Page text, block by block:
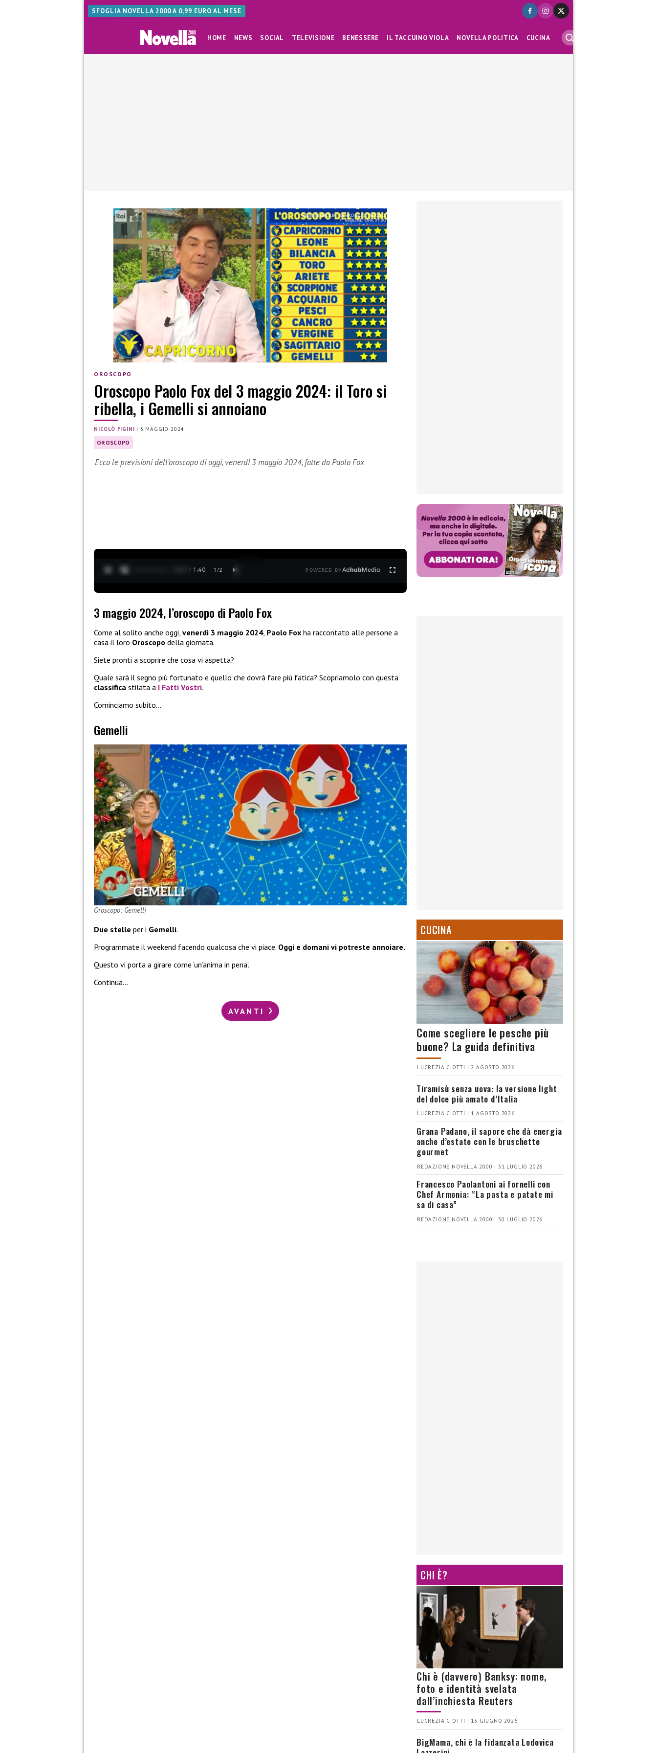
SFOGLIA NOVELLA 2000 A 0,99 EURO AL MESE
HOME NEWS SOCIAL TELEVISIONE BENESSERE IL TACCUINO VIOLA NOVELLA POLITICA CUCINA
OROSCOPO
Oroscopo Paolo Fox del 3 maggio 2024: il Toro si
ribella, i Gemelli si annoiano
NICOLÒ FIGINI | 3 MAGGIO 2024
OROSCOPO
Ecco le previsioni dell’oroscopo di oggi, venerdì 3 maggio 2024, fatte da Paolo Fox
0:28 / 1:40 1 /2 POWERED BYAdhubMedia
3 maggio 2024, l’oroscopo di Paolo Fox
Come al solito anche oggi, venerdì 3 maggio 2024, Paolo Fox ha raccontato alle persone a
casa il loro Oroscopo della giornata.
Siete pronti a scoprire che cosa vi aspetta?
Quale sarà il segno più fortunato e quello che dovrà fare più fatica? Scopriamolo con questa
classifica stilata a I Fatti Vostri.
Cominciamo subito…
Gemelli
Oroscopo: Gemelli
Due stelle per i Gemelli.
Programmate il weekend facendo qualcosa che vi piace. Oggi e domani vi potreste annoiare.
Questo vi porta a girare come ‘un’anima in pena’.
Continua…
AVANTI
CUCINA
Come scegliere le pesche più
buone? La guida definitiva
LUCREZIA CIOTTI | 2 AGOSTO 2026
Tiramisù senza uova: la versione light
del dolce più amato d’Italia
LUCREZIA CIOTTI | 1 AGOSTO 2026
Grana Padano, il sapore che dà energia
anche d’estate con le bruschette
gourmet
REDAZIONE NOVELLA 2000 | 31 LUGLIO 2026
Francesco Paolantoni ai fornelli con
Chef Armonia: “La pasta e patate mi
sa di casa”
REDAZIONE NOVELLA 2000 | 30 LUGLIO 2026
CHI È?
Chi è (davvero) Banksy: nome,
foto e identità svelata
dall’inchiesta Reuters
LUCREZIA CIOTTI | 13 GIUGNO 2026
BigMama, chi è la fidanzata Lodovica